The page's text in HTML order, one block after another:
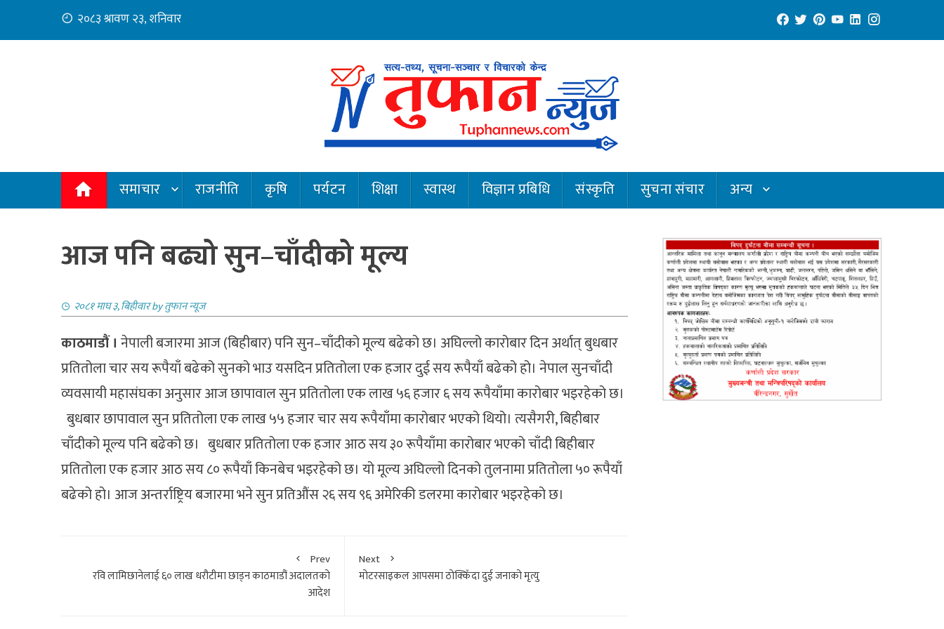
content
२०८३ श्रावण २३, शनिवार
समाचार राजनीति कृषि पर्यटन शिक्षा स्वास्थ विज्ञान प्रबिधि संस्कृति सुचना संचार अन्य
आज पनि बढ्यो सुन–चाँदीको मूल्य
२०८१ माघ ३, बिहीवारbyतुफान न्यूज
काठमाडौं । नेपाली बजारमा आज (बिहीबार) पनि सुन–चाँदीको मूल्य बढेको छ। अघिल्लो कारोबार दिन अर्थात् बुधबार
प्रतितोला चार सय रूपैयाँ बढेको सुनको भाउ यसदिन प्रतितोला एक हजार दुई सय रूपैयाँ बढेको हो। नेपाल सुनचाँदी
व्यवसायी महासंघका अनुसार आज छापावाल सुन प्रतितोला एक लाख ५६ हजार ६ सय रूपैयाँमा कारोबार भइरहेको छ।
बुधबार छापावाल सुन प्रतितोला एक लाख ५५ हजार चार सय रूपैयाँमा कारोबार भएको थियो। त्यसैगरी, बिहीबार
चाँदीको मूल्य पनि बढेको छ। बुधबार प्रतितोला एक हजार आठ सय ३० रूपैयाँमा कारोबार भएको चाँदी बिहीबार
प्रतितोला एक हजार आठ सय ८० रूपैयाँ किनबेच भइरहेको छ। यो मूल्य अघिल्लो दिनको तुलनामा प्रतितोला ५० रूपैयाँ
बढेको हो। आज अन्तर्राष्ट्रिय बजारमा भने सुन प्रतिऔंस २६ सय ९६ अमेरिकी डलरमा कारोबार भइरहेको छ।
Prev
रवि लामिछानेलाई ६० लाख धरौटीमा छाड्न काठमाडौं अदालतको
आदेश
Next
मोटरसाइकल आपसमा ठोक्किँदा दुई जनाको मृत्यु